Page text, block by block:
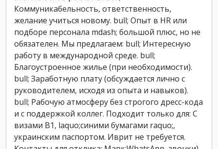
Коммуникабельность, ответственность,
желание учиться новому. bull; Опыт в HR или
подборе персонала mdash; большой плюс, но не
обязателен. Мы предлагаем: bull; Интересную
работу в международной среде. bull;
Благоустроенное жилье (при необходимости).
bull; Заработную плату (обсуждается лично с
руководителем, исходя из опыта и навыков).
bull; Рабочую атмосферу без строгого дресс-кода
и с поддержкой коллег. Подходит только для: С
визами B1, laquo;синими бумагами raquo;,
украинским паспортом. Иврит не требуется.